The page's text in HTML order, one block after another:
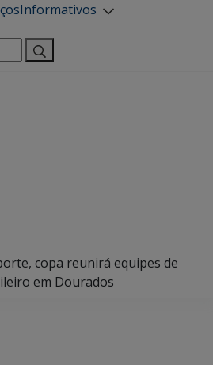
Informativos
copa reunirá equipes de
em Dourados